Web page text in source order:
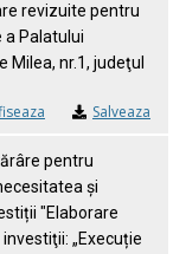
revizuite pentru
Palatului
nr.1, judeţul
Salveaza
pentru
și
"Elaborare
„Execuție